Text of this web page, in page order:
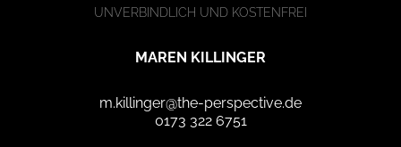
UNVERBINDLICH UND KOSTENFREI
MAREN KILLINGER
m.killinger@the-perspective.de
0173 322 6751